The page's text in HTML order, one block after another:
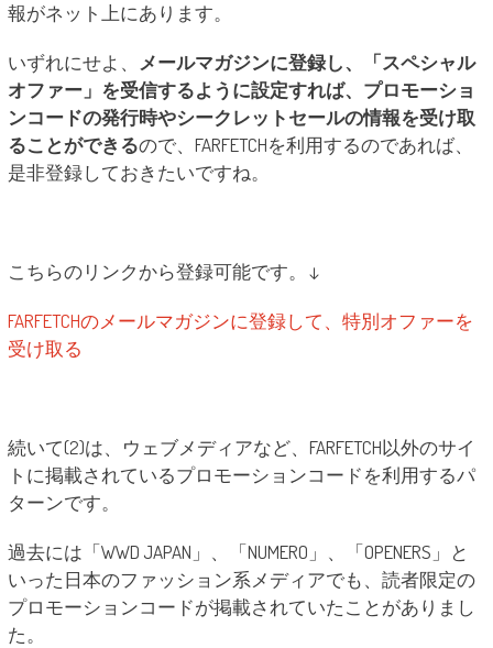
報がネット上にあります。
いずれにせよ、
メールマガジンに登録し、「スペシャル
オファー」を受信するように設定すれば、プロモーショ
ンコードの発行時やシークレットセールの情報を受け取
ることができるので、FARFETCHを利用するのであれば、
是非登録しておきたいですね。
こちらのリンクから登録可能です。↓
FARFETCHのメールマガジンに登録して、特別オファーを
受け取る
続いて(2)は、ウェブメディアなど、FARFETCH以外のサイ
トに掲載されているプロモーションコードを利用するパ
ターンです。
過去には「WWD JAPAN」、「NUMERO」、「OPENERS」と
いった日本のファッション系メディアでも、読者限定の
プロモーションコードが掲載されていたことがありまし
た。